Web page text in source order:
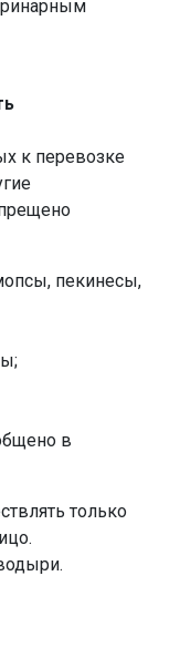
к перевозке
пекинесы,
в
только